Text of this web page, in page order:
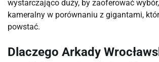
wystarczająco duży, by zaoferować
kameralny w porównaniu z gigantami,
powstać.
Dlaczego Arkady